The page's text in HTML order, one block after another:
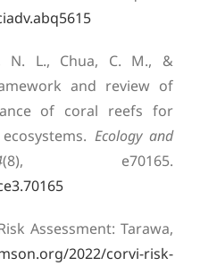
N. L., Chua, C. M., &
and review of
of coral reefs for
Ecology and
(8), e70165.
Assessment: Tarawa,
2022/corvi-risk-